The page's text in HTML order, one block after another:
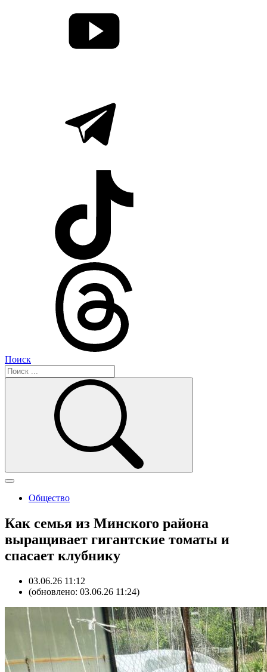
Поиск
Общество
Как семья из Минского района
выращивает гигантские томаты и
спасает клубнику
03.06.26 11:12
(обновлено: 03.06.26 11:24)